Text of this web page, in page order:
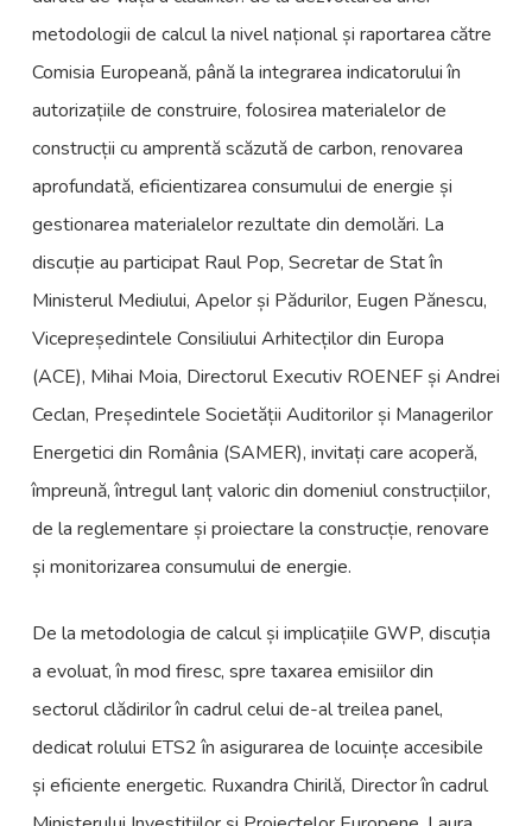
metodologii de calcul la nivel național și raportarea către
Comisia Europeană, până la integrarea indicatorului în
autorizațiile de construire, folosirea materialelor de
construcții cu amprentă scăzută de carbon, renovarea
aprofundată, eficientizarea consumului de energie și
gestionarea materialelor rezultate din demolări. La
discuție au participat Raul Pop, Secretar de Stat în
Ministerul Mediului, Apelor și Pădurilor, Eugen Pănescu,
Vicepreședintele Consiliului Arhitecților din Europa
(ACE), Mihai Moia, Directorul Executiv ROENEF și Andrei
Ceclan, Președintele Societății Auditorilor și Managerilor
Energetici din România (SAMER), invitați care acoperă,
împreună, întregul lanț valoric din domeniul construcțiilor,
de la reglementare și proiectare la construcție, renovare
și monitorizarea consumului de energie.
De la metodologia de calcul și implicațiile GWP, discuția
a evoluat, în mod firesc, spre taxarea emisiilor din
sectorul clădirilor în cadrul celui de-al treilea panel,
dedicat rolului ETS2 în asigurarea de locuințe accesibile
și eficiente energetic. Ruxandra Chirilă, Director în cadrul